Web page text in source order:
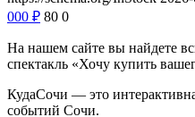
000 ₽ 80 0
На нашем сайте вы найдете
спектакль «Хочу купить
КудаСочи — это
событий Сочи.